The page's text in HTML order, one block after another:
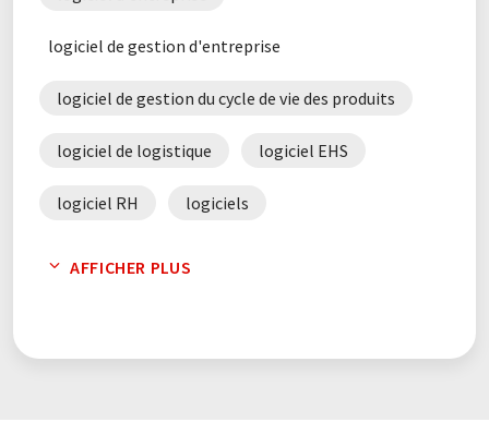
logiciel de gestion d'entreprise
logiciel de gestion du cycle de vie des produits
logiciel de logistique logiciel EHS
logiciel RH logiciels
d'approvisionnement
AFFICHER PLUS